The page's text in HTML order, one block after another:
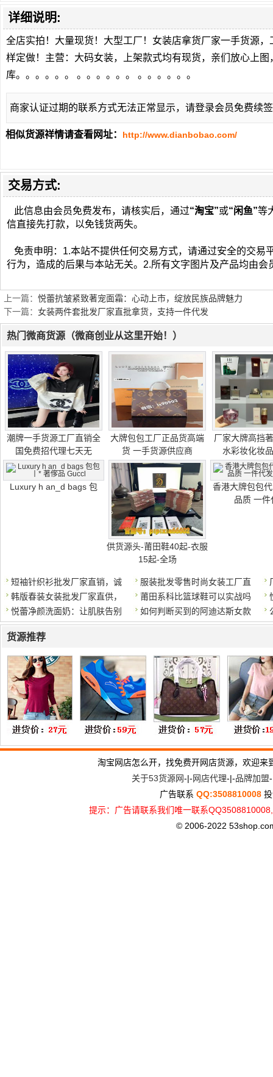
详细说明:
全店实拍！大量现货！大型工厂！女装店拿货厂家一手货源
样定做！主营：大码女装，上架款式均有现货，亲们放心上
库。。。。。。 。。。。。。 。。。。。。
商家认证过期的联系方式无法正常显示，请登录会员免费续
相似货源祥情请查看网址： http://www.dianbobao.com/
交易方式:
此信息由会员免费发布，请核实后，通过“淘宝”或“闲鱼”等
信直接先打款，以免钱货两失。
免责申明：1.本站不提供任何交易方式，请通过安全的交易
行为，造成的后果与本站无关。2.所有文字图片及产品均由
上一篇： 悦蕾抗皱紧致著宠面霜：心动上市，绽放民族品牌魅力
下一篇： 女装两件套批发厂家直批拿货，支持一件代发
热门微商货源（微商创业从这里开始！）
潮牌一手货源工厂直销全
国免费招代理七天无
大牌包包工厂正品货高端
货 一手货源供应商
厂家大牌高挡
水彩妆化妆
Luxury h an_d bags 包
供货源头-莆田鞋40起-衣服
15起-全场
香港大牌包包
品质 一件
短袖针织衫批发厂家直销，诚 服装批发零售时尚女装工厂直
韩版春装女装批发厂家直供，
莆田系科比篮球鞋可以实战吗
悦蕾净颜洗面奶：让肌肤告别
如何判断买到的阿迪达斯女款
货源推荐
淘宝网店怎么开，找免费开网店货源，欢迎
关于53货源网-|-网店代理-|-品牌加盟
广告联系 QQ:3508810008
提示：广告请联系我们唯一联系
© 2006-2022